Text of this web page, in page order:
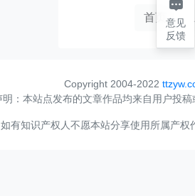
首页
Copyright 2004-2022
明：本站点发布的文章作品均来自用户投
如有知识产权人不愿本站分享使用所属产

意见
反馈